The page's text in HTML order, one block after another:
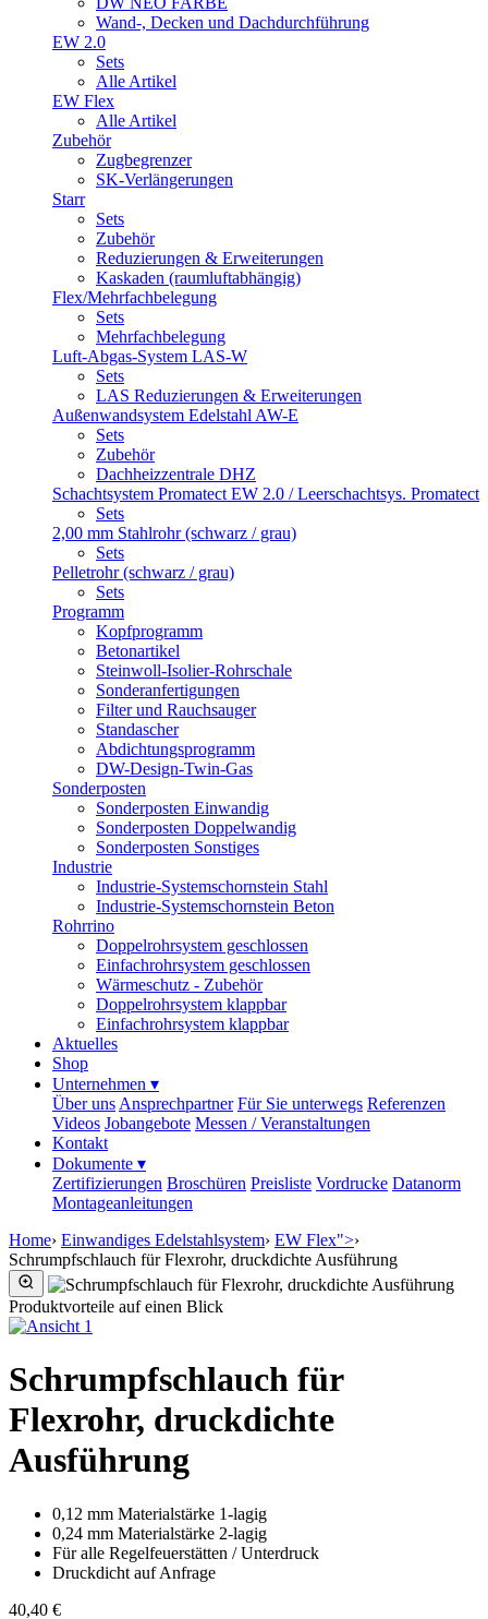
Wand-, Decken und Dachdurchführung
EW 2.0
Sets
Alle Artikel
EW Flex
Alle Artikel
Zubehör
Zugbegrenzer
SK-Verlängerungen
Starr
Sets
Zubehör
Reduzierungen & Erweiterungen
Kaskaden (raumluftabhängig)
Flex/Mehrfachbelegung
Sets
Mehrfachbelegung
Luft-Abgas-System LAS-W
Sets
LAS Reduzierungen & Erweiterungen
Außenwandsystem Edelstahl AW-E
Sets
Zubehör
Dachheizzentrale DHZ
Schachtsystem Promatect EW 2.0 / Leerschachtsys. Promatect
Sets
2,00 mm Stahlrohr (schwarz / grau)
Sets
Pelletrohr (schwarz / grau)
Sets
Programm
Kopfprogramm
Betonartikel
Steinwoll-Isolier-Rohrschale
Sonderanfertigungen
Filter und Rauchsauger
Standascher
Abdichtungsprogramm
DW-Design-Twin-Gas
Sonderposten
Sonderposten Einwandig
Sonderposten Doppelwandig
Sonderposten Sonstiges
Industrie
Industrie-Systemschornstein Stahl
Industrie-Systemschornstein Beton
Rohrrino
Doppelrohrsystem geschlossen
Einfachrohrsystem geschlossen
Wärmeschutz - Zubehör
Doppelrohrsystem klappbar
Einfachrohrsystem klappbar
Aktuelles
Shop
Unternehmen ▾
Über uns Ansprechpartner Für Sie unterwegs Referenzen
Videos Jobangebote Messen / Veranstaltungen
Kontakt
Dokumente ▾
Zertifizierungen Broschüren Preisliste Vordrucke Datanorm
Montageanleitungen
Home› Einwandiges Edelstahlsystem› EW Flex">›
Schrumpfschlauch für Flexrohr, druckdichte Ausführung
Produktvorteile auf einen Blick
Schrumpfschlauch für
Flexrohr, druckdichte
Ausführung
0,12 mm Materialstärke 1-lagig
0,24 mm Materialstärke 2-lagig
Für alle Regelfeuerstätten / Unterdruck
Druckdicht auf Anfrage
40,40 €